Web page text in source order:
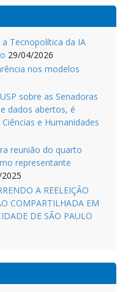
Tecnopolítica da IA
29/04/2026
nos modelos
sobre as Senadoras
dados abertos, é
e Humanidades
reunião do quarto
representante
A REELEIÇÃO
COMPARTILHADA EM
DE SÃO PAULO